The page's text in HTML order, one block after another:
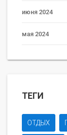
июня 2024
мая 2024
ТЕГИ
ОТДЫХ